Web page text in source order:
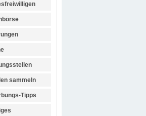
sammeln
Tipps